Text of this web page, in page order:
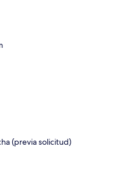
(previa solicitud)